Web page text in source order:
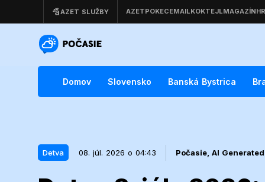
Domov Slovensko Banská Bystrica
Detva 08. júl. 2026 o 04:43 Počasie, AI Generated